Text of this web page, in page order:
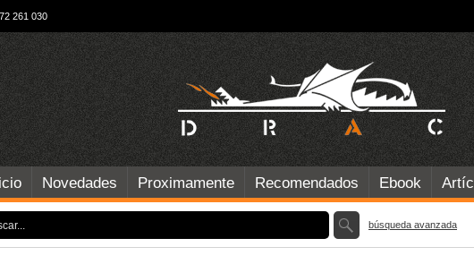
261 030
Novedades Proximamente Recomendados Ebook
búsqueda avanzada